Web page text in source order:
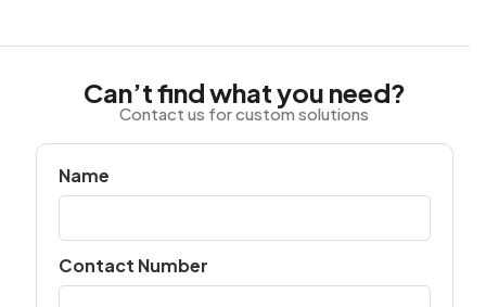
Can’t find what you need?
Contact us for custom solutions
Name
Contact Number